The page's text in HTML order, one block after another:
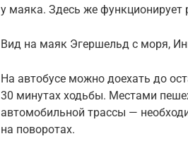
у маяка. Здесь же
Вид на маяк Эгершельд с моря,
На автобусе можно доехать до
30 минутах ходьбы. Местами
автомобильной трассы —
на поворотах.